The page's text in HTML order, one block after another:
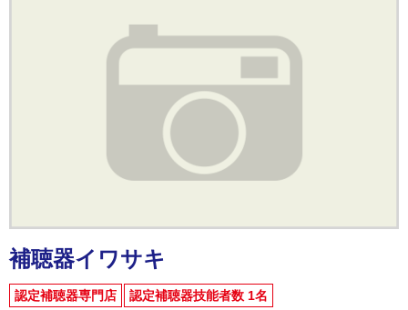
補聴器イワサキ
認定補聴器専門店 認定補聴器技能者数 1名